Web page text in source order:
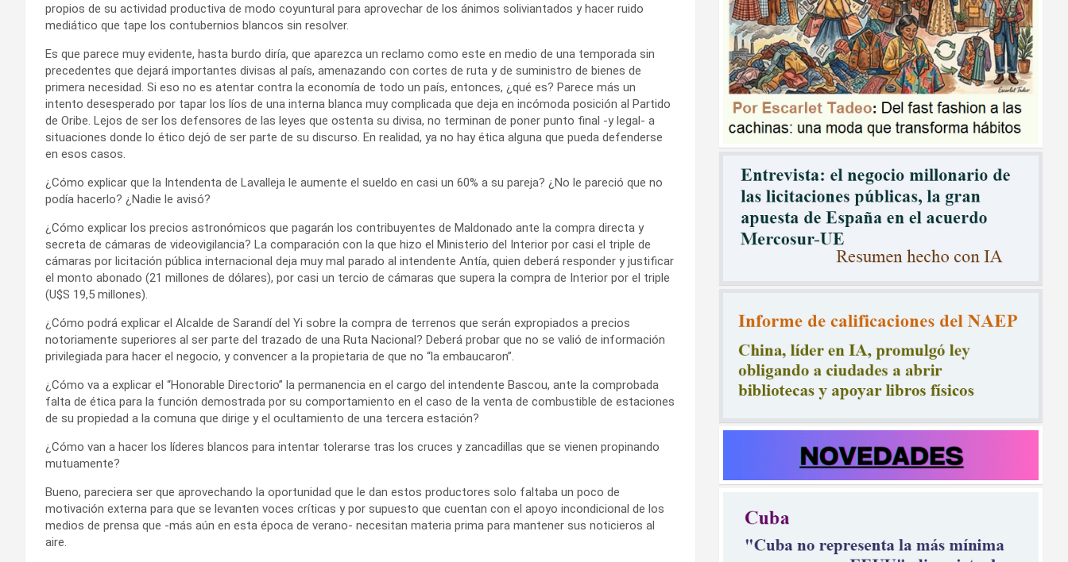
propios de su actividad productiva de modo coyuntural para aprovechar de los ánimos soliviantados y hacer ruido
mediático que tape los contubernios blancos sin resolver.
Es que parece muy evidente, hasta burdo diría, que aparezca un reclamo como este en medio de una temporada sin
precedentes que dejará importantes divisas al país, amenazando con cortes de ruta y de suministro de bienes de
primera necesidad. Si eso no es atentar contra la economía de todo un país, entonces, ¿qué es? Parece más un
intento desesperado por tapar los líos de una interna blanca muy complicada que deja en incómoda posición al Partido
de Oribe. Lejos de ser los defensores de las leyes que ostenta su divisa, no terminan de poner punto final -y legal- a
situaciones donde lo ético dejó de ser parte de su discurso. En realidad, ya no hay ética alguna que pueda defenderse
en esos casos.
¿Cómo explicar que la Intendenta de Lavalleja le aumente el sueldo en casi un 60% a su pareja? ¿No le pareció que no
podía hacerlo? ¿Nadie le avisó?
¿Cómo explicar los precios astronómicos que pagarán los contribuyentes de Maldonado ante la compra directa y
secreta de cámaras de videovigilancia? La comparación con la que hizo el Ministerio del Interior por casi el triple de
cámaras por licitación pública internacional deja muy mal parado al intendente Antía, quien deberá responder y justificar
el monto abonado (21 millones de dólares), por casi un tercio de cámaras que supera la compra de Interior por el triple
(U$S 19,5 millones).
¿Cómo podrá explicar el Alcalde de Sarandí del Yi sobre la compra de terrenos que serán expropiados a precios
notoriamente superiores al ser parte del trazado de una Ruta Nacional? Deberá probar que no se valió de información
privilegiada para hacer el negocio, y convencer a la propietaria de que no “la embaucaron”.
¿Cómo va a explicar el “Honorable Directorio” la permanencia en el cargo del intendente Bascou, ante la comprobada
falta de ética para la función demostrada por su comportamiento en el caso de la venta de combustible de estaciones
de su propiedad a la comuna que dirige y el ocultamiento de una tercera estación?
¿Cómo van a hacer los líderes blancos para intentar tolerarse tras los cruces y zancadillas que se vienen propinando
mutuamente?
Bueno, pareciera ser que aprovechando la oportunidad que le dan estos productores solo faltaba un poco de
motivación externa para que se levanten voces críticas y por supuesto que cuentan con el apoyo incondicional de los
medios de prensa que -más aún en esta época de verano- necesitan materia prima para mantener sus noticieros al
aire.